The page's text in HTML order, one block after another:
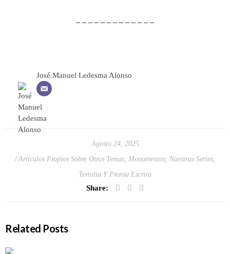
– – – – – – – – – – – – –
José Manuel Ledesma Alonso
Agosto 24, 2025
Artículos Propios Sobre Otros Temas Monumentos Nuestras Series
Tertulia Y Prensa Escrita
Share:
Related Posts